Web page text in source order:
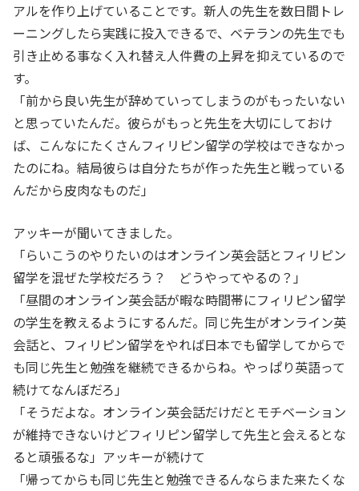
アルを作り上げていることです。新人の先生を数日間トレ
ーニングしたら実践に投入できるで、ベテランの先生でも
引き止める事なく入れ替え人件費の上昇を抑えているので
す。
「前から良い先生が辞めていってしまうのがもったいない
と思っていたんだ。彼らがもっと先生を大切にしておけ
ば、こんなにたくさんフィリピン留学の学校はできなかっ
たのにね。結局彼らは自分たちが作った先生と戦っている
んだから皮肉なものだ」
アッキーが聞いてきました。
「らいこうのやりたいのはオンライン英会話とフィリピン
留学を混ぜた学校だろう？ どうやってやるの？」
「昼間のオンライン英会話が暇な時間帯にフィリピン留学
の学生を教えるようにするんだ。同じ先生がオンライン英
会話と、フィリピン留学をやれば日本でも留学してからで
も同じ先生と勉強を継続できるからね。やっぱり英語って
続けてなんぼだろ」
「そうだよな。オンライン英会話だけだとモチベーション
が維持できないけどフィリピン留学して先生と会えるとな
ると頑張るな」アッキーが続けて
「帰ってからも同じ先生と勉強できるんならまた来たくな